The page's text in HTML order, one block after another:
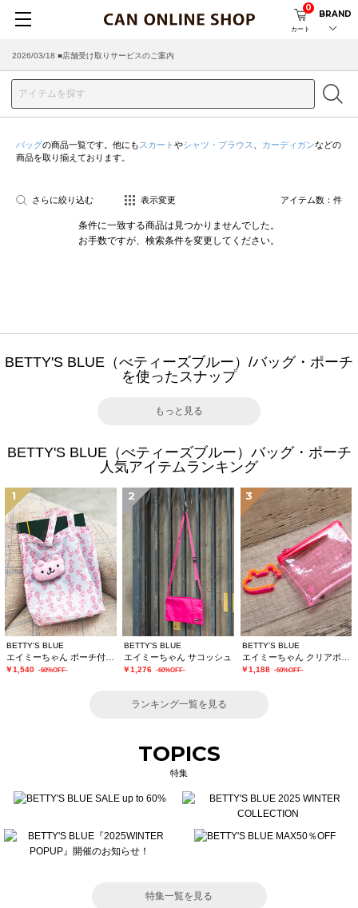
カート
0
BRAND
2026/03/18 ■店舗受け取りサービスのご案内
バッグの商品一覧です。他にも スカート やシャツ・ブラウス カーディガンなどの
商品を取り揃えております。
さらに絞り込む 表示変更 アイテム数： 件
条件に一致する商品は見つかりませんでした。
お手数ですが、検索条件を変更してください。
BETTY'S BLUE（べティーズブルー）/バッグ・ポーチ
を使ったスナップ
もっと見る
BETTY'S BLUE（べティーズブルー）バッグ・ポーチ
人気アイテムランキング
1
BETTY'S BLUE
￥1,540 -60%OFF-
2
BETTY'S BLUE
エイミーちゃん サコッシュ
￥1,276 -60%OFF-
3
BETTY'S BLUE
￥1,188 -60%OFF-
ランキング一覧を見る
TOPICS
特集
特集一覧を見る